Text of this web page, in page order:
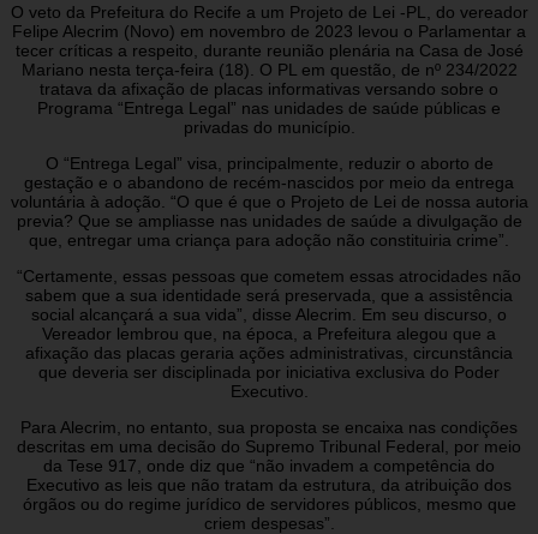
O veto da Prefeitura do Recife a um Projeto de Lei -PL, do vereador
Felipe Alecrim (Novo) em novembro de 2023 levou o Parlamentar a
tecer críticas a respeito, durante reunião plenária na Casa de José
Mariano nesta terça-feira (18). O PL em questão, de nº 234/2022
tratava da afixação de placas informativas versando sobre o
Programa “Entrega Legal” nas unidades de saúde públicas e
privadas do município.
O “Entrega Legal” visa, principalmente, reduzir o aborto de
gestação e o abandono de recém-nascidos por meio da entrega
voluntária à adoção. “O que é que o Projeto de Lei de nossa autoria
previa? Que se ampliasse nas unidades de saúde a divulgação de
que, entregar uma criança para adoção não constituiria crime”.
“Certamente, essas pessoas que cometem essas atrocidades não
sabem que a sua identidade será preservada, que a assistência
social alcançará a sua vida”, disse Alecrim. Em seu discurso, o
Vereador lembrou que, na época, a Prefeitura alegou que a
afixação das placas geraria ações administrativas, circunstância
que deveria ser disciplinada por iniciativa exclusiva do Poder
Executivo.
Para Alecrim, no entanto, sua proposta se encaixa nas condições
descritas em uma decisão do Supremo Tribunal Federal, por meio
da Tese 917, onde diz que “não invadem a competência do
Executivo as leis que não tratam da estrutura, da atribuição dos
órgãos ou do regime jurídico de servidores públicos, mesmo que
criem despesas”.